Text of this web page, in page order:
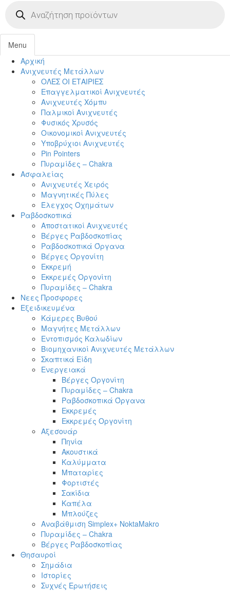
search
Menu
Αρχική
Ανιχνευτές Μετάλλων
ΟΛΕΣ ΟΙ ΕΤΑΙΡΙΕΣ
Επαγγελματικοί Ανιχνευτές
Ανιχνευτές Χόμπυ
Παλμικοί Ανιχνευτές
Φυσικός Χρυσός
Οικονομικοί Ανιχνευτές
Υποβρύχιοι Ανιχνευτές
Pin Pointers
Πυραμίδες – Chakra
Ασφαλείας
Ανιχνευτές Χειρός
Μαγνητικές Πύλες
Έλεγχος Οχημάτων
Ραβδοσκοπικά
Αποστατικοί Ανιχνευτές
Βέργες Ραβδοσκοπίας
Ραβδοσκοπικά Όργανα
Βέργες Οργονίτη
Εκκρεμή
Εκκρεμές Οργονίτη
Πυραμίδες – Chakra
Νεες Προσφορες
Εξειδικευμένα
Κάμερες Βυθού
Μαγνήτες Μετάλλων
Εντοπισμός Καλωδίων
Βιομηχανικοί Ανιχνευτές Μετάλλων
Σκαπτικά Είδη
Ενεργειακά
Βέργες Οργονίτη
Πυραμίδες – Chakra
Ραβδοσκοπικά Όργανα
Εκκρεμές
Εκκρεμές Οργονίτη
Αξεσουάρ
Πηνία
Ακουστικά
Καλύμματα
Μπαταρίες
Φορτιστές
Σακίδια
Καπέλα
Μπλούζες
Αναβάθμιση Simplex+ NoktaMakro
Πυραμίδες – Chakra
Βέργες Ραβδοσκοπίας
Θησαυροί
Σημάδια
Ιστορίες
Συχνές Ερωτήσεις